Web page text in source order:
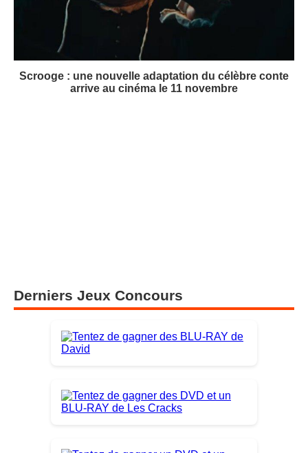
Scrooge : une nouvelle adaptation du célèbre conte
arrive au cinéma le 11 novembre
Derniers Jeux Concours